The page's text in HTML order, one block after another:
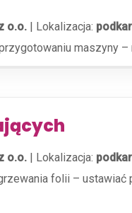
o.o. | Lokalizacja:
maszyny
o.o. | Lokalizacja:
folii –